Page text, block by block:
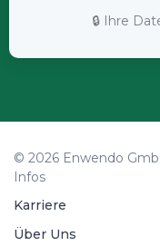
🔒 Ihre
© 2026 Enwendo
Infos
Karriere
Über Uns